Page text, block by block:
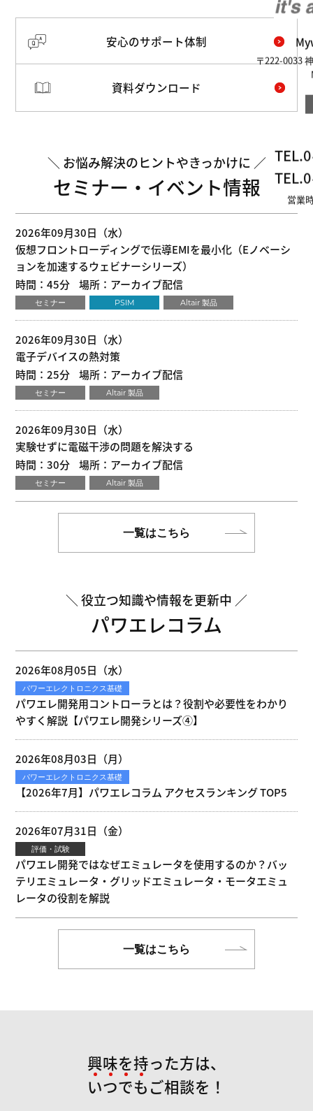
〒222-0033
TEL.
TEL.
営業
安心のサポート体制
資料ダウンロード
お悩み解決のヒントやきっかけに
セミナー・イベント情報
2026年09月30日（水）
仮想フロントローディングで伝導EMIを最小化（Eノベーシ
ョンを加速するウェビナーシリーズ）
時間：45分
場所：アーカイブ配信
セミナー PSIM Altair 製品
2026年09月30日（水）
電子デバイスの熱対策
時間：25分
場所：アーカイブ配信
セミナー Altair 製品
2026年09月30日（水）
実験せずに電磁干渉の問題を解決する
時間：30分
場所：アーカイブ配信
セミナー Altair 製品
一覧はこちら
役立つ知識や情報を更新中
パワエレコラム
2026年08月05日（水）
パワーエレクトロニクス基礎
パワエレ開発用コントローラとは？役割や必要性をわかり
やすく解説【パワエレ開発シリーズ④】
2026年08月03日（月）
パワーエレクトロニクス基礎
【2026年7月】パワエレコラム アクセスランキング TOP5
2026年07月31日（金）
評価・試験
パワエレ開発ではなぜエミュレータを使用するのか？バッ
テリエミュレータ・グリッドエミュレータ・モータエミュ
レータの役割を解説
一覧はこちら
興味を持った方は、
いつでもご相談を！